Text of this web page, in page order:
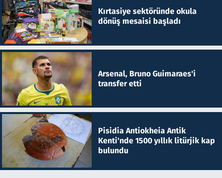
Kırtasiye sektöründe okula
dönüş mesaisi başladı
Arsenal, Bruno Guimaraes'i
transfer etti
Pisidia Antiokheia Antik
Kenti'nde 1500 yıllık litürjik kap
bulundu